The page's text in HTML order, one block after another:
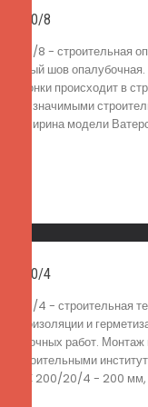
20/8
20/8 - строительная
шов
происходит в
значимыми
Ширина модели
20/4
20/4 - строительная
гидроизоляции и
работ.
строительными
ОС 200/20/4 - 200 мм,